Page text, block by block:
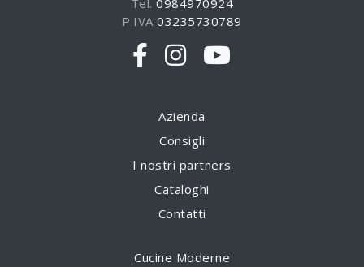
Tel.0984970924
P.IVA03235730789
Azienda
Consigli
I nostri partners
Cataloghi
Contatti
Cucine Moderne